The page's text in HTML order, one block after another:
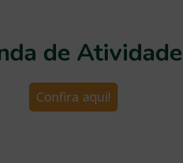
de
Confira aqui!